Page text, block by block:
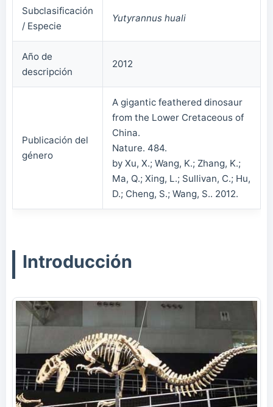
Subclasificación
/ Especie
Yutyrannus huali
Año de
descripción
2012
Publicación del
género
A gigantic feathered dinosaur
from the Lower Cretaceous of
China.
Nature. 484.
by Xu, X.; Wang, K.; Zhang, K.;
Ma, Q.; Xing, L.; Sullivan, C.; Hu,
D.; Cheng, S.; Wang, S.. 2012.
Introducción